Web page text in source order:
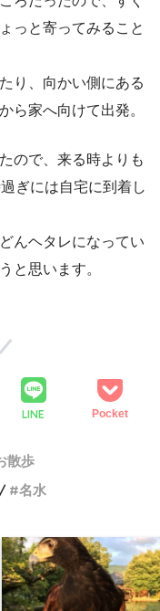
っと寄ってみること
り、向かい側にある
ら家へ向けて出発。
ので、来る時よりも
ぎには自宅に到着し
んヘタレになってい
と思います。
LINE Pocket
散歩
名水